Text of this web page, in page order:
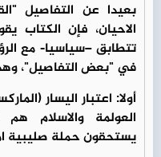
بعيدا عن التفاصيل
الاحيان، فإن الكتاب
تتطابق –سياسيا- مع
في "بعض التفاصيل"،
أولا: اعتبار اليسار
العولمة والاسلام هم
يستحقون حملة صليبية